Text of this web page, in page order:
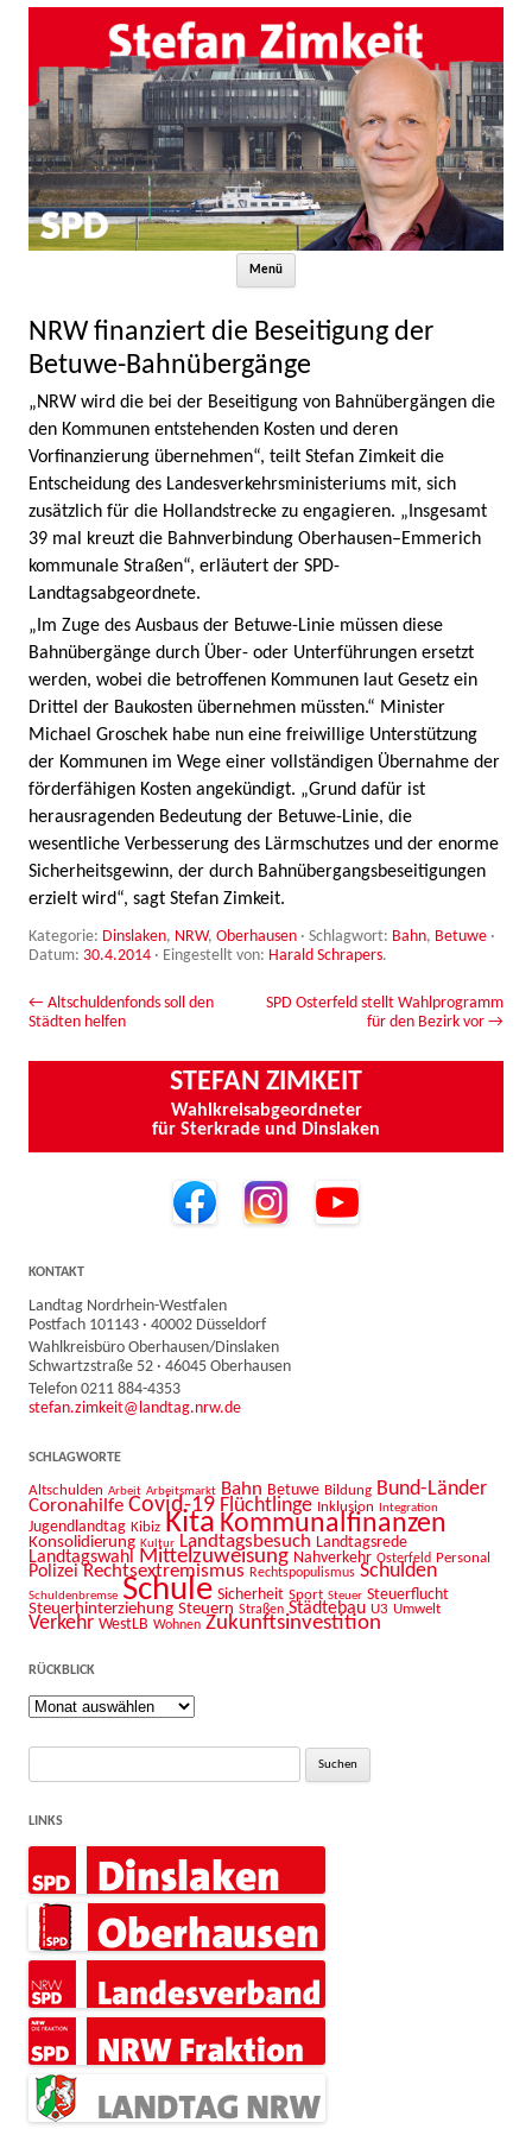
Menü
NRW finanziert die Beseitigung der
Betuwe-Bahnübergänge
„NRW wird die bei der Beseitigung von Bahnübergängen die
den Kommunen entstehenden Kosten und deren
Vorfinanzierung übernehmen“, teilt Stefan Zimkeit die
Entscheidung des Landesverkehrsministeriums mit, sich
zusätzlich für die Hollandstrecke zu engagieren. „Insgesamt
39 mal kreuzt die Bahnverbindung Oberhausen–Emmerich
kommunale Straßen“, erläutert der SPD-
Landtagsabgeordnete.
„Im Zuge des Ausbaus der Betuwe-Linie müssen diese
Bahnübergänge durch Über- oder Unterführungen ersetzt
werden, wobei die betroffenen Kommunen laut Gesetz ein
Drittel der Baukosten übernehmen müssten.“ Minister
Michael Groschek habe nun eine freiwillige Unterstützung
der Kommunen im Wege einer vollständigen Übernahme der
förderfähigen Kosten angekündigt. „Grund dafür ist
herausragenden Bedeutung der Betuwe-Linie, die
wesentliche Verbesserung des Lärmschutzes und der enorme
Sicherheitsgewinn, der durch Bahnübergangsbeseitigungen
erzielt wird“, sagt Stefan Zimkeit.
Kategorie: Dinslaken, NRW, Oberhausen · Schlagwort: Bahn, Betuwe ·
Datum: 30.4.2014 · Eingestellt von: Harald Schrapers.
Beitrags-Navigation
← Altschuldenfonds soll den
Städten helfen
SPD Osterfeld stellt Wahlprogramm
für den Bezirk vor →
STEFAN ZIMKEIT
Wahlkreisabgeordneter
für Sterkrade und Dinslaken
KONTAKT
Landtag Nordrhein-Westfalen
Postfach 101143 · 40002 Düsseldorf
Wahlkreisbüro Oberhausen/Dinslaken
Schwartzstraße 52 · 46045 Oberhausen
Telefon 0211 884-4353
stefan.zimkeit@landtag.nrw.de
SCHLAGWORTE
Altschulden Arbeit Arbeitsmarkt Bahn Betuwe Bildung Bund-Länder
Coronahilfe Covid-19 Flüchtlinge Inklusion Integration
Jugendlandtag Kibiz Kita Kommunalfinanzen
Konsolidierung Kultur Landtagsbesuch Landtagsrede
Landtagswahl Mittelzuweisung Nahverkehr Osterfeld Personal
Polizei Rechtsextremismus Rechtspopulismus Schulden
Schuldenbremse Schule Sicherheit Sport Steuer Steuerflucht
Steuerhinterziehung Steuern Straßen Städtebau U3 Umwelt
Verkehr WestLB Wohnen Zukunftsinvestition
RÜCKBLICK
Rückblick
Suche
LINKS